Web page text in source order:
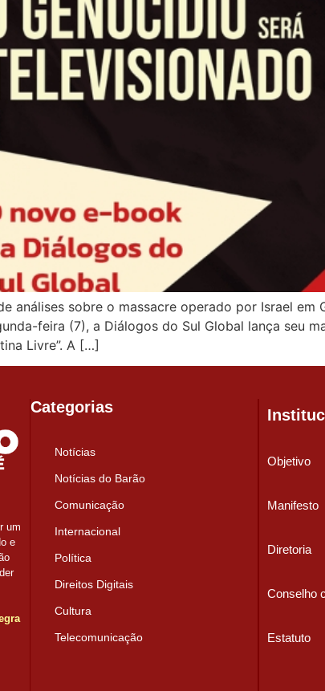
análises sobre o massacre operado por Israel
feira (7), a Diálogos do Sul Global lança seu
Livre”. A […]
um
e
Categorias
Notícias
Notícias do Barão
Comunicação
Internacional
Política
Direitos Digitais
Cultura
Telecomunicação
Objetivo
Manifesto
Diretoria
Conselho
Estatuto